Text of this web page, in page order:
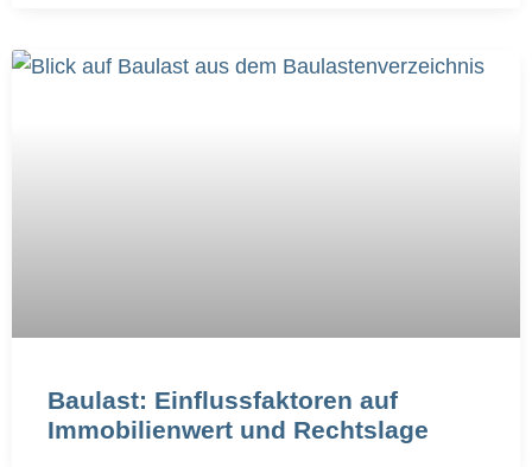
Baulast: Einflussfaktoren auf
Immobilienwert und Rechtslage